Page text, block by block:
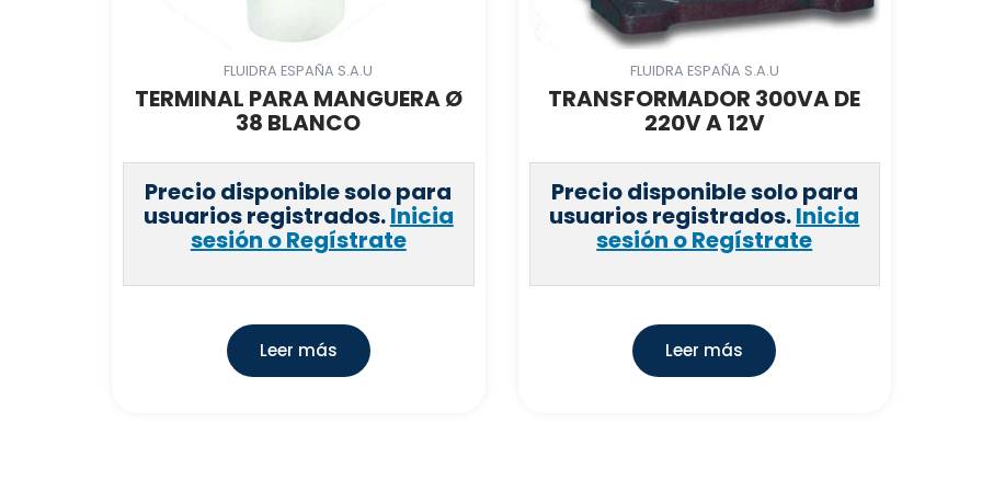
FLUIDRA ESPAÑA S.A.U
TERMINAL PARA MANGUERA Ø
38 BLANCO
Precio disponible solo para
usuarios registrados.Inicia
sesión o Regístrate
Leer más
FLUIDRA ESPAÑA S.A.U
TRANSFORMADOR 300VA DE
220V A 12V
Precio disponible solo para
usuarios registrados.Inicia
sesión o Regístrate
Leer más